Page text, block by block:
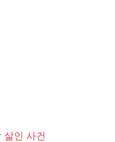
살인 사건